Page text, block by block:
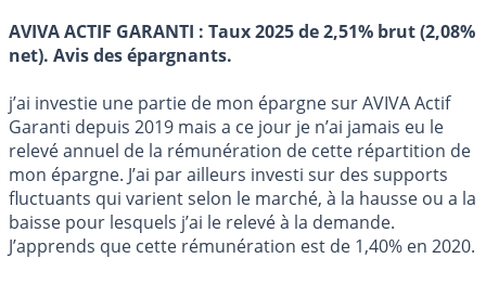
AVIVA ACTIF GARANTI : Taux 2025 de 2,51% brut (2,08%
net). Avis des épargnants.
j’ai investie une partie de mon épargne sur AVIVA Actif
Garanti depuis 2019 mais a ce jour je n’ai jamais eu le
relevé annuel de la rémunération de cette répartition de
mon épargne. J’ai par ailleurs investi sur des supports
fluctuants qui varient selon le marché, à la hausse ou a la
baisse pour lesquels j’ai le relevé à la demande.
J’apprends que cette rémunération est de 1,40% en 2020.